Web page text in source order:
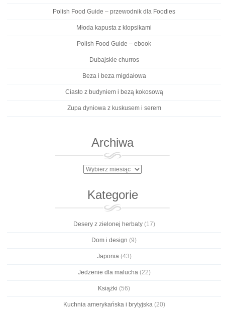
Polish Food Guide – przewodnik dla Foodies
Młoda kapusta z klopsikami
Polish Food Guide – ebook
Dubajskie churros
Beza i beza migdałowa
Ciasto z budyniem i bezą kokosową
Zupa dyniowa z kuskusem i serem
Archiwa
Archiwa
Kategorie
Desery z zielonej herbaty(17)
Dom i design (9)
Japonia(43)
Jedzenie dla malucha(22)
Książki (56)
Kuchnia amerykańska i brytyjska(20)